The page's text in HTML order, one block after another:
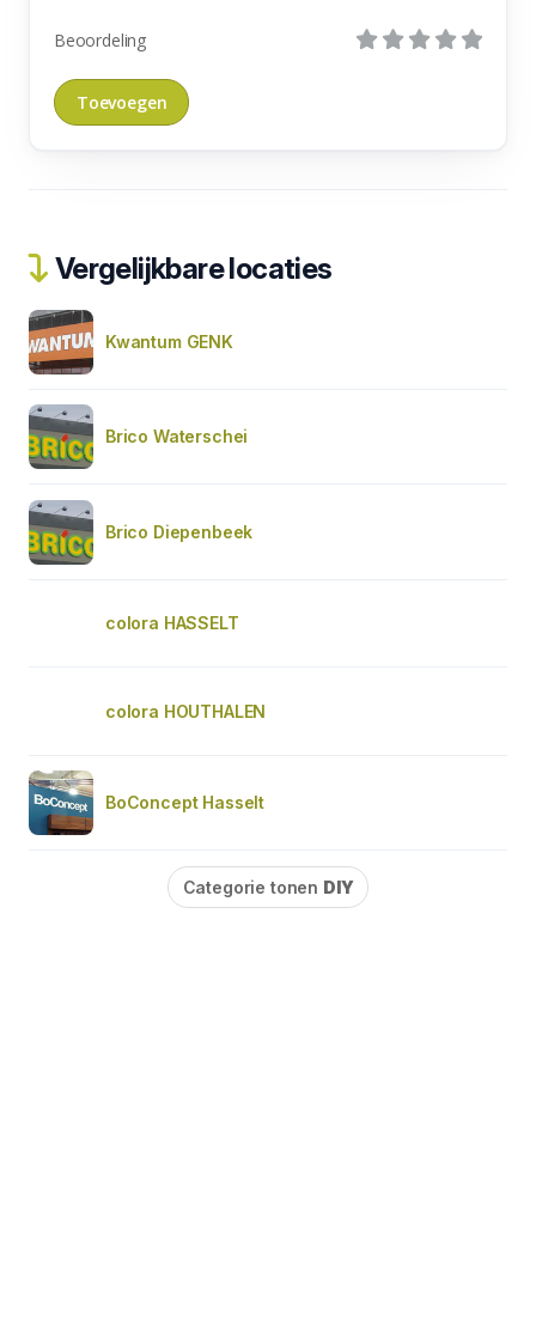
Beoordeling
Vergelijkbare locaties
Kwantum GENK
Brico Waterschei
Brico Diepenbeek
colora HASSELT
colora HOUTHALEN
BoConcept Hasselt
Categorie tonen DIY